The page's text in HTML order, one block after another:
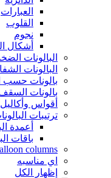
العبارات
القلوب
نجوم
أشكال
البالونات
البالونات
بالونات حسب
بالونات
أقواس
ترتيبات
أعمدة
باقات
columns
اي مناسبه
إظهار الكل